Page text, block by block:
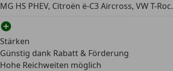
MG HS PHEV, Citroën ë-C3 Aircross, VW T-Roc.
Stärken
Günstig dank Rabatt & Förderung
Hohe Reichweiten möglich